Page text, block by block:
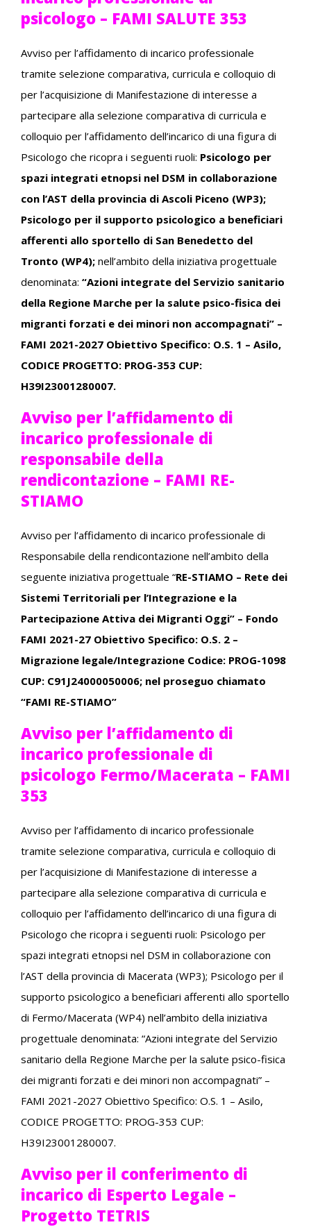
psicologo – FAMI SALUTE 353
Avviso per l’affidamento di incarico professionale
tramite selezione comparativa, curricula e colloquio di
per l’acquisizione di Manifestazione di interesse a
partecipare alla selezione comparativa di curricula e
colloquio per l’affidamento dell’incarico di una figura di
Psicologo che ricopra i seguenti ruoli: Psicologo per
spazi integrati etnopsi nel DSM in collaborazione
con l’AST della provincia di Ascoli Piceno (WP3);
Psicologo per il supporto psicologico a beneficiari
afferenti allo sportello di San Benedetto del
Tronto (WP4); nell’ambito della iniziativa progettuale
denominata: “Azioni integrate del Servizio sanitario
della Regione Marche per la salute psico-fisica dei
migranti forzati e dei minori non accompagnati” –
FAMI 2021-2027 Obiettivo Specifico: O.S. 1 – Asilo,
CODICE PROGETTO: PROG-353 CUP:
H39I23001280007.
Avviso per l’affidamento di
incarico professionale di
responsabile della
rendicontazione – FAMI RE-
STIAMO
Avviso per l’affidamento di incarico professionale di
Responsabile della rendicontazione nell’ambito della
seguente iniziativa progettuale “RE-STIAMO – Rete dei
Sistemi Territoriali per l’Integrazione e la
Partecipazione Attiva dei Migranti Oggi” – Fondo
FAMI 2021-27 Obiettivo Specifico: O.S. 2 –
Migrazione legale/Integrazione Codice: PROG-1098
CUP: C91J24000050006; nel proseguo chiamato
“FAMI RE-STIAMO”
Avviso per l’affidamento di
incarico professionale di
psicologo Fermo/Macerata – FAMI
353
Avviso per l’affidamento di incarico professionale
tramite selezione comparativa, curricula e colloquio di
per l’acquisizione di Manifestazione di interesse a
partecipare alla selezione comparativa di curricula e
colloquio per l’affidamento dell’incarico di una figura di
Psicologo che ricopra i seguenti ruoli: Psicologo per
spazi integrati etnopsi nel DSM in collaborazione con
l’AST della provincia di Macerata (WP3); Psicologo per il
supporto psicologico a beneficiari afferenti allo sportello
di Fermo/Macerata (WP4) nell’ambito della iniziativa
progettuale denominata: “Azioni integrate del Servizio
sanitario della Regione Marche per la salute psico-fisica
dei migranti forzati e dei minori non accompagnati” –
FAMI 2021-2027 Obiettivo Specifico: O.S. 1 – Asilo,
CODICE PROGETTO: PROG-353 CUP:
H39I23001280007.
Avviso per il conferimento di
incarico di Esperto Legale –
Progetto TETRIS